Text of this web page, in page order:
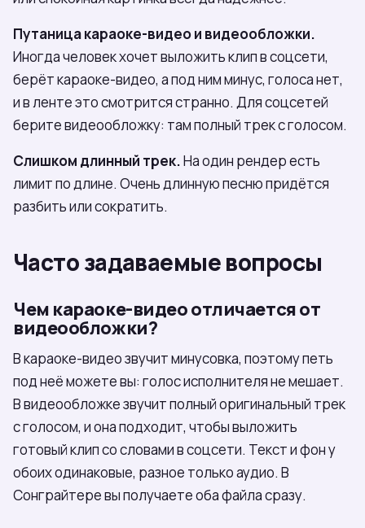
Путаница караоке-видео и видеообложки.
Иногда человек хочет выложить клип в соцсети,
берёт караоке-видео, а под ним минус, голоса нет,
и в ленте это смотрится странно. Для соцсетей
берите видеообложку: там полный трек с голосом.
Слишком длинный трек.На один рендер есть
лимит по длине. Очень длинную песню придётся
разбить или сократить.
Часто задаваемые вопросы
Чем караоке-видео отличается от
видеообложки?
В караоке-видео звучит минусовка, поэтому петь
под неё можете вы: голос исполнителя не мешает.
В видеообложке звучит полный оригинальный трек
с голосом, и она подходит, чтобы выложить
готовый клип со словами в соцсети. Текст и фон у
обоих одинаковые, разное только аудио. В
Сонграйтере вы получаете оба файла сразу.